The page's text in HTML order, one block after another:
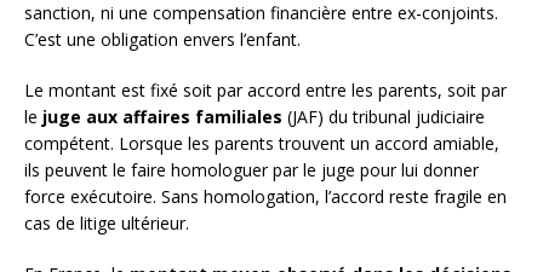
sanction, ni une compensation financière entre ex-conjoints.
C’est une obligation envers l’enfant.
Le montant est fixé soit par accord entre les parents, soit par
le juge aux affaires familiales (JAF) du tribunal judiciaire
compétent. Lorsque les parents trouvent un accord amiable,
ils peuvent le faire homologuer par le juge pour lui donner
force exécutoire. Sans homologation, l’accord reste fragile en
cas de litige ultérieur.